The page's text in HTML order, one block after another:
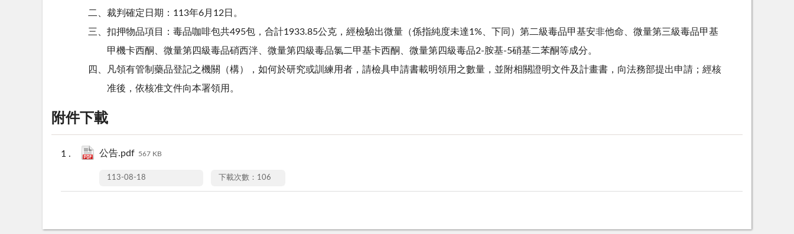
二、裁判確定日期：113年6月12日。
三、扣押物品項目：毒品咖啡包共495包，合計1933.85公克，經檢驗出微量（係指純度未達1%、下同）第二級毒品甲基安非他命、微量第三級毒品甲基
甲機卡西酮、微量第四級毒品硝西泮、微量第四級毒品氯二甲基卡西酮、微量第四級毒品2-胺基-5硝基二苯酮等成分。
四、凡領有管制藥品登記之機關（構），如何於研究或訓練用者，請檢具申請書載明領用之數量，並附相關證明文件及計畫書，向法務部提出申請；經核
准後，依核准文件向本署領用。
附件下載
公告.pdf 567 KB
113-08-18 下載次數：106